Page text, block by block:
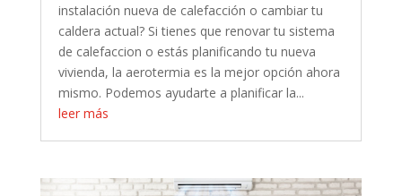
instalación nueva de calefacción o cambiar tu
caldera actual? Si tienes que renovar tu sistema
de calefaccion o estás planificando tu nueva
vivienda, la aerotermia es la mejor opción ahora
mismo. Podemos ayudarte a planificar la...
leer más